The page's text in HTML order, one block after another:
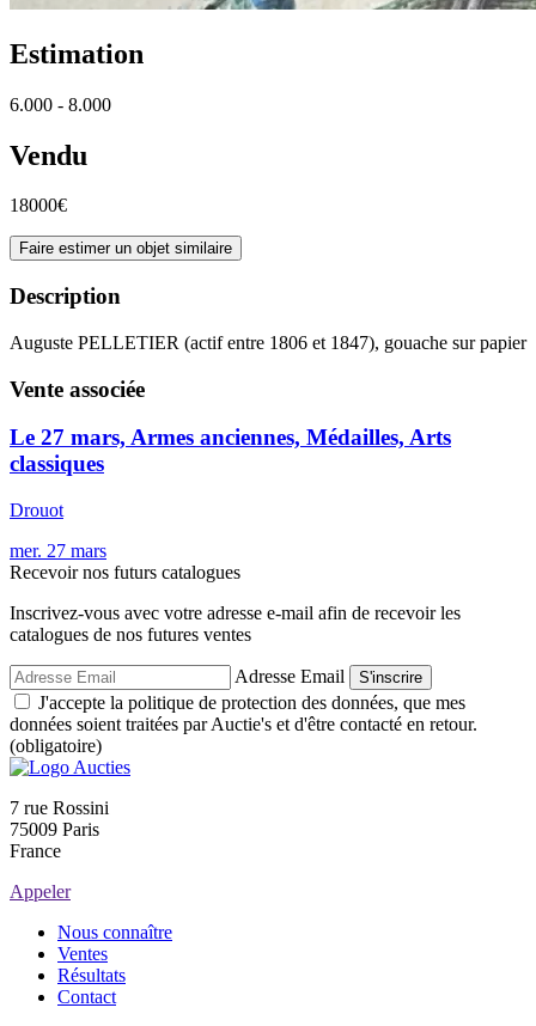
Estimation
6.000 - 8.000
Vendu
18000€
Faire estimer un objet similaire
Description
Auguste PELLETIER (actif entre 1806 et 1847), gouache sur papier
Vente associée
Le 27 mars, Armes anciennes, Médailles, Arts
classiques
Drouot
mer. 27 mars
Recevoir nos futurs catalogues
Inscrivez-vous avec votre adresse e-mail afin de recevoir les
catalogues de nos futures ventes
Adresse Email S'inscrire
J'accepte la politique de protection des données, que mes
données soient traitées par Auctie's et d'être contacté en retour.
(obligatoire)
7 rue Rossini
75009 Paris
France
Appeler
Nous connaître
Ventes
Résultats
Contact